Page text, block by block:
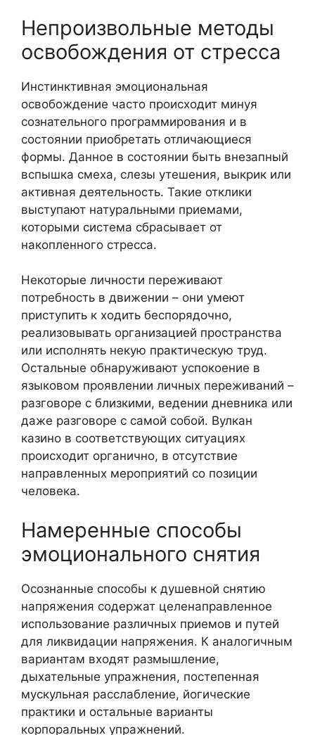
Непроизвольные методы
освобождения от стресса
Инстинктивная эмоциональная
освобождение часто происходит минуя
сознательного программирования и в
состоянии приобретать отличающиеся
формы. Данное в состоянии быть внезапный
вспышка смеха, слезы утешения, выкрик или
активная деятельность. Такие отклики
выступают натуральными приемами,
которыми система сбрасывает от
накопленного стресса.
Некоторые личности переживают
потребность в движении – они умеют
приступить к ходить беспорядочно,
реализовывать организацией пространства
или исполнять некую практическую труд.
Остальные обнаруживают успокоение в
языковом проявлении личных переживаний –
разговоре с близкими, ведении дневника или
даже разговоре с самой собой. Вулкан
казино в соответствующих ситуациях
происходит органично, в отсутствие
направленных мероприятий со позиции
человека.
Намеренные способы
эмоционального снятия
Осознанные способы к душевной снятию
напряжения содержат целенаправленное
использование различных приемов и путей
для ликвидации напряжения. К аналогичным
вариантам входят размышление,
дыхательные упражнения, постепенная
мускульная расслабление, йогические
практики и остальные варианты
корпоральных упражнений.